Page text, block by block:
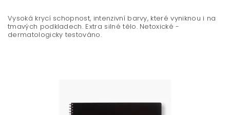
Vysoká krycí schopnost, intenzivní barvy, které vyniknou i na
tmavých podkladech. Extra silné tělo. Netoxické -
dermatologicky testováno.